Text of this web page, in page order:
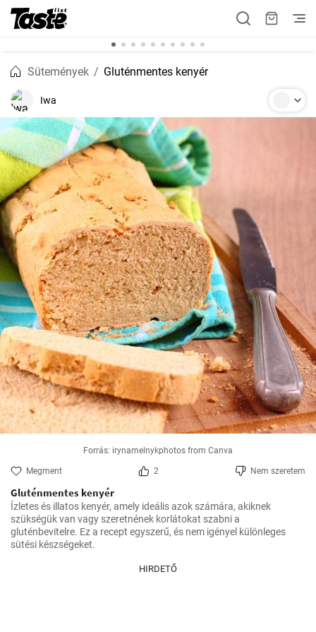
Sütemények Gluténmentes kenyér
Iwa
Forrás: irynamelnykphotos from Canva
Megment 2 Nem szeretem
Gluténmentes kenyér
Ízletes és illatos kenyér, amely ideális azok számára, akiknek
szükségük van vagy szeretnének korlátokat szabni a
gluténbevitelre. Ez a recept egyszerű, és nem igényel különleges
sütési készségeket.
HIRDETŐ